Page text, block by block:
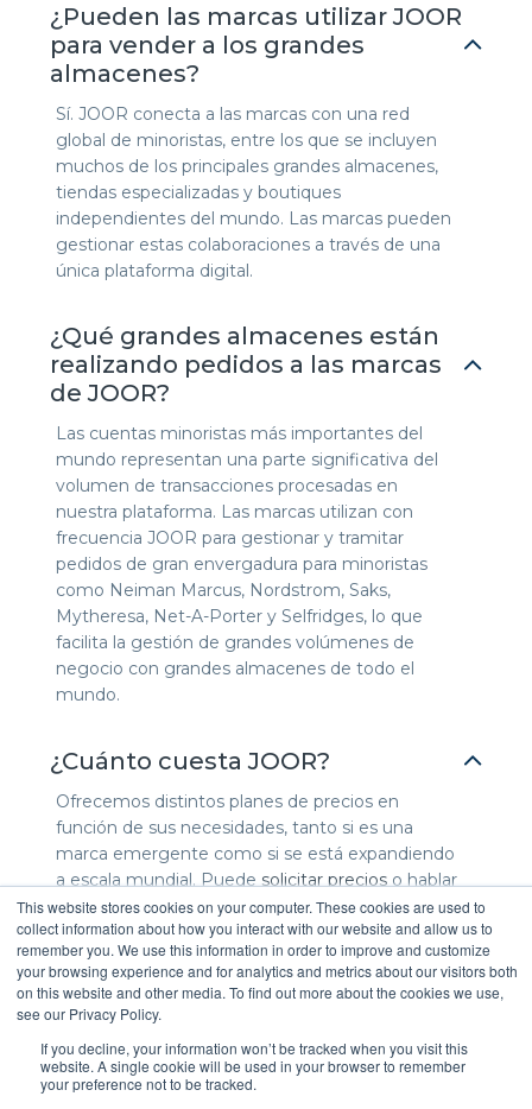
This website stores cookies on your computer. These cookies are used to
collect information about how you interact with our website and allow us to
remember you. We use this information in order to improve and customize
your browsing experience and for analytics and metrics about our visitors both
on this website and other media. To find out more about the cookies we use,
see our Privacy Policy.
If you decline, your information won’t be tracked when you visit this
website. A single cookie will be used in your browser to remember
your preference not to be tracked.
¿Pueden las marcas utilizar JOOR
para vender a los grandes
almacenes?
Sí. JOOR conecta a las marcas con una red
global de minoristas, entre los que se incluyen
muchos de los principales grandes almacenes,
tiendas especializadas y boutiques
independientes del mundo. Las marcas pueden
gestionar estas colaboraciones a través de una
única plataforma digital.
¿Qué grandes almacenes están
realizando pedidos a las marcas
de JOOR?
Las cuentas minoristas más importantes del
mundo representan una parte significativa del
volumen de transacciones procesadas en
nuestra plataforma. Las marcas utilizan con
frecuencia JOOR para gestionar y tramitar
pedidos de gran envergadura para minoristas
como Neiman Marcus, Nordstrom, Saks,
Mytheresa, Net-A-Porter y Selfridges, lo que
facilita la gestión de grandes volúmenes de
negocio con grandes almacenes de todo el
mundo.
¿Cuánto cuesta JOOR?
Ofrecemos distintos planes de precios en
función de sus necesidades, tanto si es una
marca emergente como si se está expandiendo
a escala mundial. Puede solicitar precioso hablar
con nuestro equipo para recibir un plan
personalizado.
¿Cuánto tiempo se tarda en
configurar y estar listo para usar
JOOR?
La mayoría de las marcas se integran y